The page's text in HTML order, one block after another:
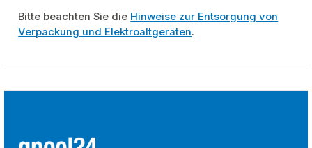
Bitte beachten Sie die Hinweise zur Entsorgung von
Verpackung und Elektroaltgeräten.